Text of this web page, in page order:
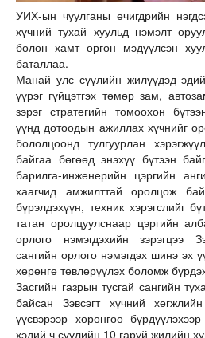
УИХ-ын чуулганы өчигдрийн
хүчний тухай хуульд нэмэлт
болон хамт өргөн мэдүүлсэн
баталлаа.
Манай улс сүүлийн жилүүдэд
үүрэг гүйцэтгэх төмөр зам,
зэрэг стратегийн томоохон
үүнд дотоодын ажиллах хүчнийг
бололцоонд тулгуурлан
байгаа бөгөөд энэхүү бүтээн
барилга-инженерийн цэргийн
хаагчид амжилттай оролцож
бүрэлдэхүүн, техник хэрэгслийг
татан оролцуулснаар цэргийн
орлого нэмэгдэхийн зэрэгцээ
сангийн орлого нэмэгдэх шинэ эх
хөрөнгө төвлөрүүлэх боломж
Засгийн газрын тусгай сангийн
байсан Зэвсэгт хүчний
үүсвэрээр хөрөнгөө
хэдий ч сүүлийн 10 гаруй жилийн